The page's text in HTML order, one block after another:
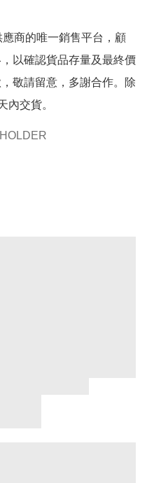
商的唯一銷售平台，顧
以確認貨品存量及最終價
敬請留意，多謝合作。除
內交貨。